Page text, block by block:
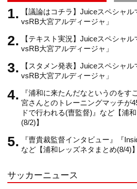
m
【議論はコチラ】Juiceスペシャ
vsRB大宮アルディージャ」
【テキスト実況】Juiceスペシャ
vsRB大宮アルディージャ」
【スタメン発表】Juiceスペシャ
vsRB大宮アルディージャ」
『浦和に来たんだなというのをす
宮さんとのトレーニングマッチが
ドで行われる(曺監督)』など【浦
(8/2)】
『曺貴裁監督インタビュー』『
など【浦和レッズネタまとめ(8/4)】
サッカーニュース